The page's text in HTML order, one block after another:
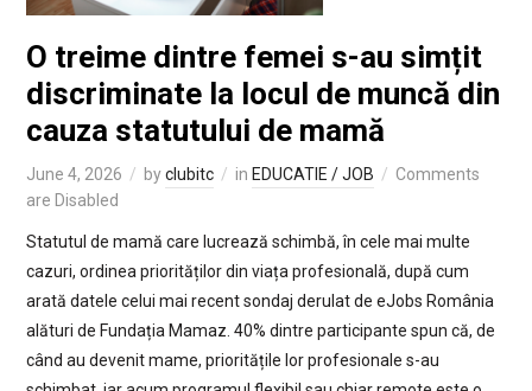
O treime dintre femei s-au simțit
discriminate la locul de muncă din
cauza statutului de mamă
June 4, 2026 byclubitc in EDUCATIE / JOB
Comments
are Disabled
Statutul de mamă care lucrează schimbă, în cele mai multe
cazuri, ordinea priorităților din viața profesională, după cum
arată datele celui mai recent sondaj derulat de eJobs România
alături de Fundația Mamaz. 40% dintre participante spun că, de
când au devenit mame, prioritățile lor profesionale s-au